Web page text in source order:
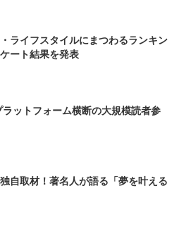
ライフスタイルにまつわるランキン
ート結果を発表
ットフォーム横断の大規模読者参
自取材！著名人が語る「夢を叶える